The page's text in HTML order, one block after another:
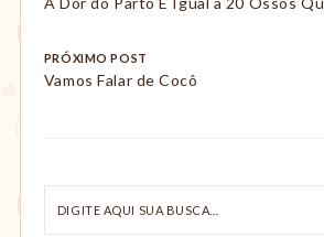
PRÓXIMO POST
Vamos Falar de Cocô
aqui